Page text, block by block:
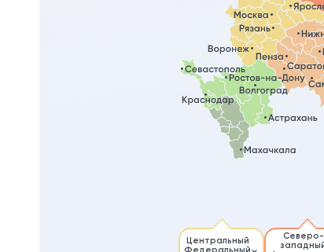
Центральный
Федеральный
Северо-